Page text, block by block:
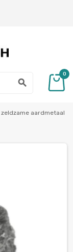
search
0
zeldzame aardmetaal